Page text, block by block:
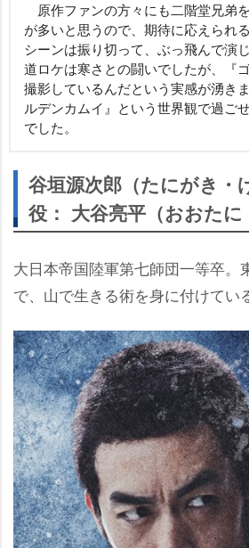
原作ファンの方々にも二階堂兄弟
が多いと思うので、期待に応えられ
シーンは振り切って、ぶっ飛んで演
道ロケは寒さとの闘いでしたが、『
撮影しているんだという実感が湧き
ルデンカムイ』という世界観で過ご
でした。
谷垣源次郎（たにがき・
役： 大谷亮平（おおたに
大日本帝国陸軍第七師団一等卒。
で、山で生きる術を身に付けてい